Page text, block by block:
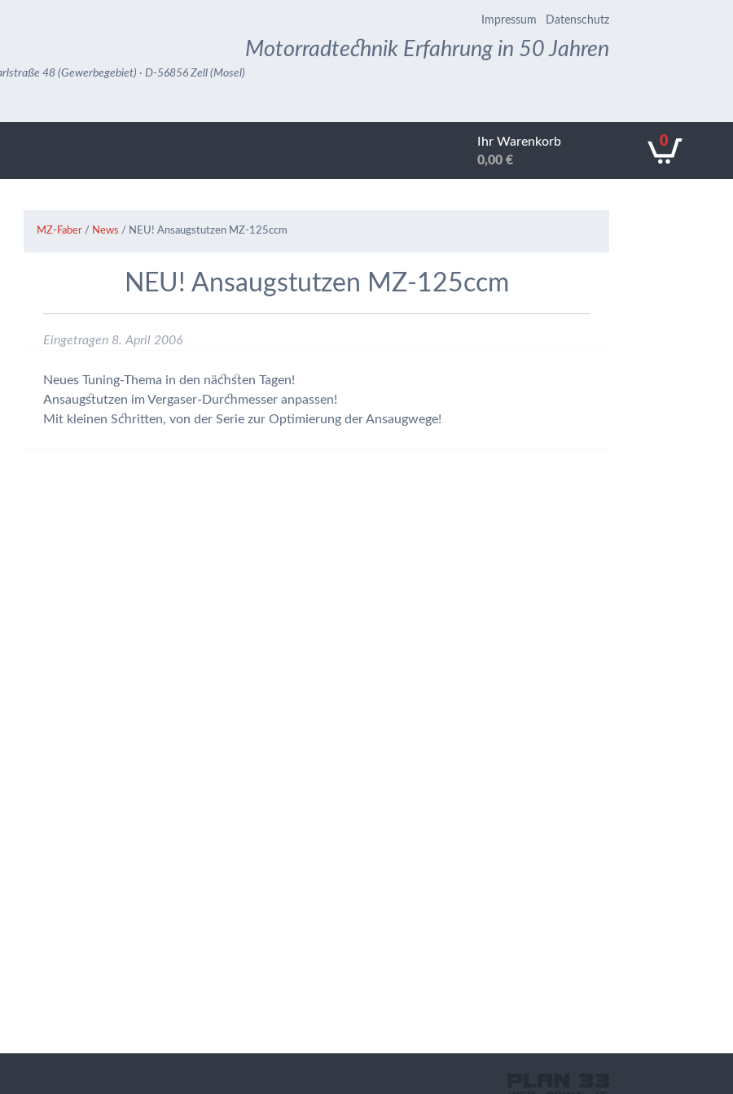
Impressum Datenschutz
Motorradtechnik Erfahrung in 50 Jahren
48 (Gewerbegebiet) · D-56856 Zell (Mosel)
Ihr Warenkorb
0,00€
0
MZ-Faber / News / NEU! Ansaugstutzen MZ-125ccm
NEU! Ansaugstutzen MZ-125ccm
Eingetragen 8. April 2006
Neues Tuning-Thema in den nächsten Tagen!
Ansaugstutzen im Vergaser-Durchmesser anpassen!
Mit kleinen Schritten, von der Serie zur Optimierung der Ansaugwege!